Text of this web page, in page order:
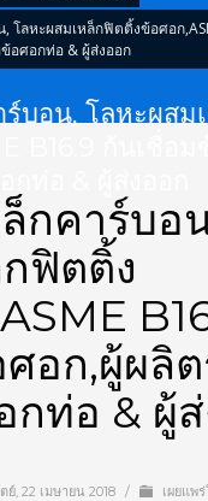
โลหะผสมเหล็กฟิตติ้งข้อศอก
อศอกท่อ & ผู้ส่งออก
ร์บอน, โลหะผสม
กคาร์บอ
ฟิตติ้ง
อก,ผู้ผลิ
ท่อ & ผู้
ย์, 22 เมษายน 2018 / เผยแพ